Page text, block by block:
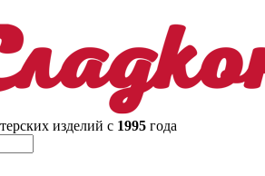
изделий с 1995 года